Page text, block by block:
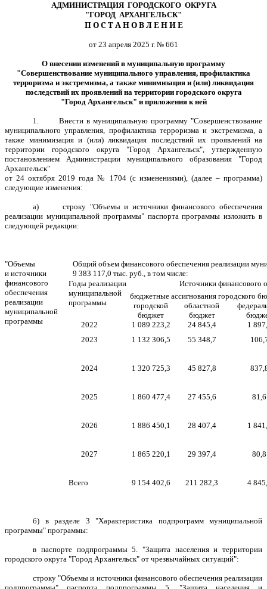
АДМИНИСТРАЦИЯ ГОРОДСКОГО ОКРУГА
"ГОРОД АРХАНГЕЛЬСК"
П О С Т А Н О В Л Е Н И Е
от 23 апреля 2025 г. № 661
О внесении изменений в муниципальную программу
"Совершенствование муниципального управления, профилактика
терроризма и экстремизма, а также минимизация и (или) ликвидация
последствий их проявлений на территории городского округа
"Город Архангельск" и приложения к ней
1.Внести в муниципальную программу"Совершенствование
муниципального управления, профилактика терроризма и экстремизма, а
также минимизация и (или) ликвидация последствий их проявлений на
территории городского округа "Город Архангельск", утвержденную
постановлением Администрации муниципального образования "Город
Архангельск"
от 24 октября 2019 года № 1704 (с изменениями), (далее – программа)
следующие изменения:
а) строку "Объемы и источники финансового обеспечения
реализации муниципальной программы" паспорта программы изложить в
следующей редакции:
"Объемы
и источники
финансового
обеспечения
реализации
муниципальной
программы
Общий объем финансового обеспечения реализации
9 383 117,0 тыс. руб., в том числе:
Годы реализации
муниципальной
программы
Источники финансового
бюджетные ассигнования городского
городской
бюджет
областной
бюджет
2022
1 089 223,2 24 845,4
1
2023
1 132 306,5 55 348,7
2024 1 320 725,3 45 827,8
2025 1 860 477,4 27 455,6 81,6
2026 1 886 450,1 28 407,4 1
2027 1 865 220,1 29 397,4 80,8
Всего 9 154 402,6 211 282,3 4
б) в разделе 3 "Характеристика подпрограмм муниципальной
программы" программы:
в паспорте подпрограммы 5. "Защита населения и территории
городского округа "Город Архангельск" от чрезвычайных ситуаций":
строку "Объемы и источники финансового обеспечения реализации